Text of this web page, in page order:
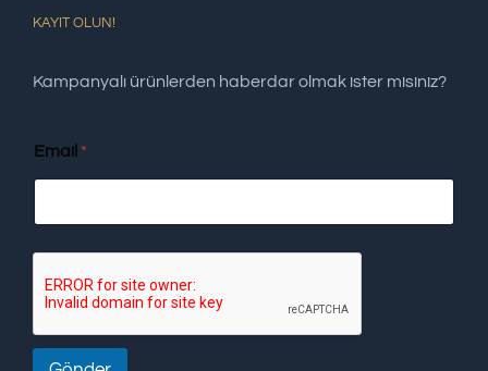
KAYIT OLUN!
Kampanyalı ürünlerden haberdar olmak ister misiniz?
Email *